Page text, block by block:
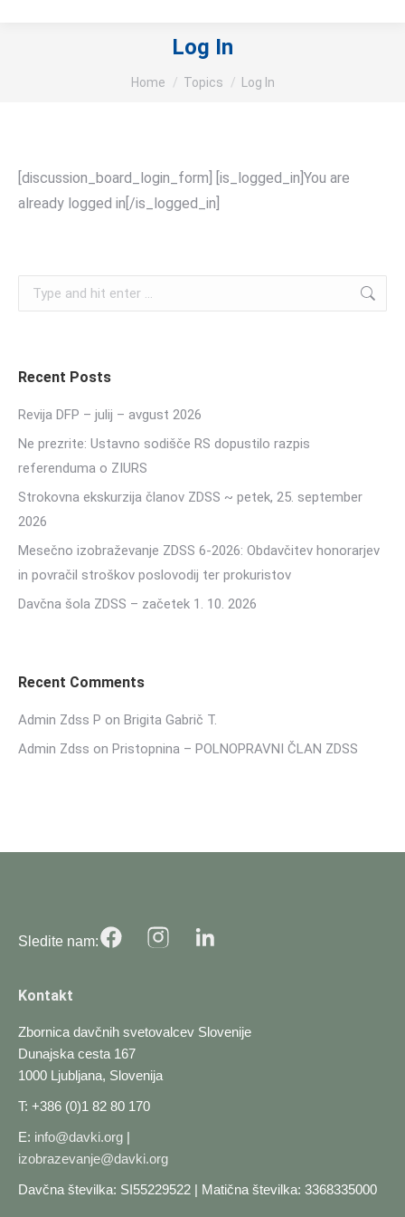
Log In
You are here:
Home Topics Log In
[discussion_board_login_form] [is_logged_in]You are
already logged in[/is_logged_in]
Search:
Recent Posts
Revija DFP – julij – avgust 2026
Ne prezrite: Ustavno sodišče RS dopustilo razpis
referenduma o ZIURS
Strokovna ekskurzija članov ZDSS ~ petek, 25. september
2026
Mesečno izobraževanje ZDSS 6-2026: Obdavčitev honorarjev
in povračil stroškov poslovodij ter prokuristov
Davčna šola ZDSS – začetek 1. 10. 2026
Recent Comments
Admin Zdss P on Brigita Gabrič T.
Admin Zdss on Pristopnina – POLNOPRAVNI ČLAN ZDSS
Sledite nam:
Kontakt
Zbornica davčnih svetovalcev Slovenije
Dunajska cesta 167
1000 Ljubljana, Slovenija
T: +386 (0)1 82 80 170
E: info@davki.org |
izobrazevanje@davki.org
Davčna številka: SI55229522 | Matična številka: 3368335000